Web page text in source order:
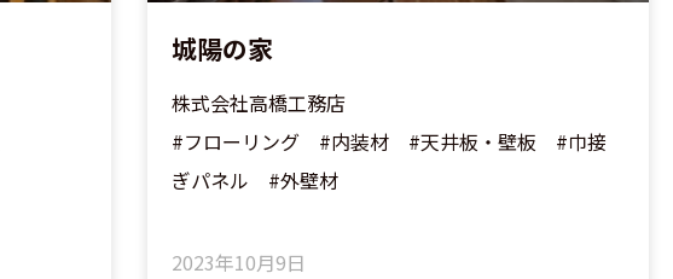
城陽の家
株式会社高橋工務店
#フローリング #内装材 #天井板・壁板 #巾接
ぎパネル #外壁材
2023年10月9日